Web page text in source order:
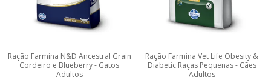
Ração Farmina N&D Ancestral Grain
Cordeiro e Blueberry - Gatos
Adultos
Ração Farmina Vet Life Obesity &
Diabetic Raças Pequenas - Cães
Adultos